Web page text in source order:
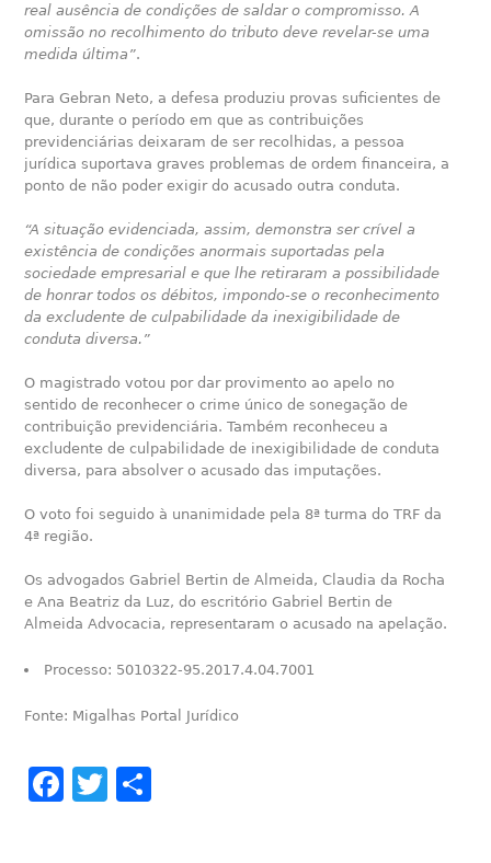
real ausência de condições de saldar o compromisso. A
omissão no recolhimento do tributo deve revelar-se uma
medida última”.
Para Gebran Neto, a defesa produziu provas suficientes de
que, durante o período em que as contribuições
previdenciárias deixaram de ser recolhidas, a pessoa
jurídica suportava graves problemas de ordem financeira, a
ponto de não poder exigir do acusado outra conduta.
“A situação evidenciada, assim, demonstra ser crível a
existência de condições anormais suportadas pela
sociedade empresarial e que lhe retiraram a possibilidade
de honrar todos os débitos, impondo-se o reconhecimento
da excludente de culpabilidade da inexigibilidade de
conduta diversa.”
O magistrado votou por dar provimento ao apelo no
sentido de reconhecer o crime único de sonegação de
contribuição previdenciária. Também reconheceu a
excludente de culpabilidade de inexigibilidade de conduta
diversa, para absolver o acusado das imputações.
O voto foi seguido à unanimidade pela 8ª turma do TRF da
4ª região.
Os advogados Gabriel Bertin de Almeida, Claudia da Rocha
e Ana Beatriz da Luz, do escritório Gabriel Bertin de
Almeida Advocacia, representaram o acusado na apelação.
Processo: 5010322-95.2017.4.04.7001
Fonte: Migalhas Portal Jurídico
Facebook
Twitter